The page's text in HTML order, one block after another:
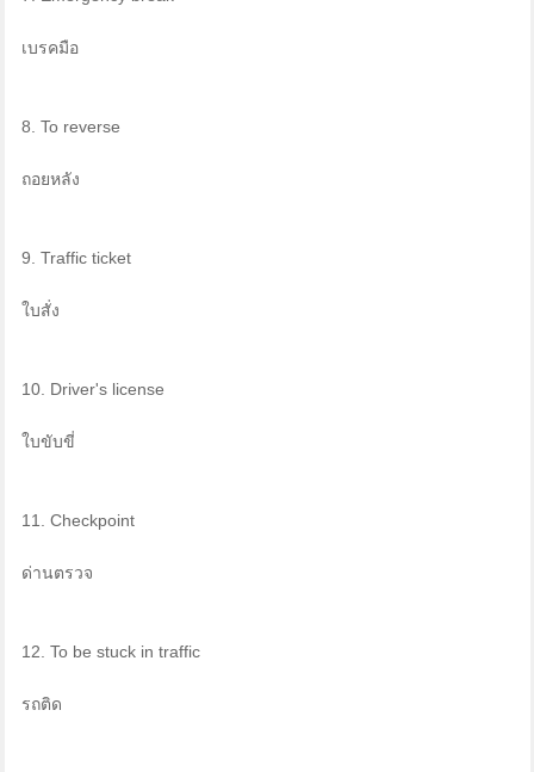
เบรคมือ
8. To reverse
ถอยหลัง
9. Traffic ticket
ใบสั่ง
10. Driver's license
ใบขับขี่
11. Checkpoint
ด่านตรวจ
12. To be stuck in traffic
รถติด